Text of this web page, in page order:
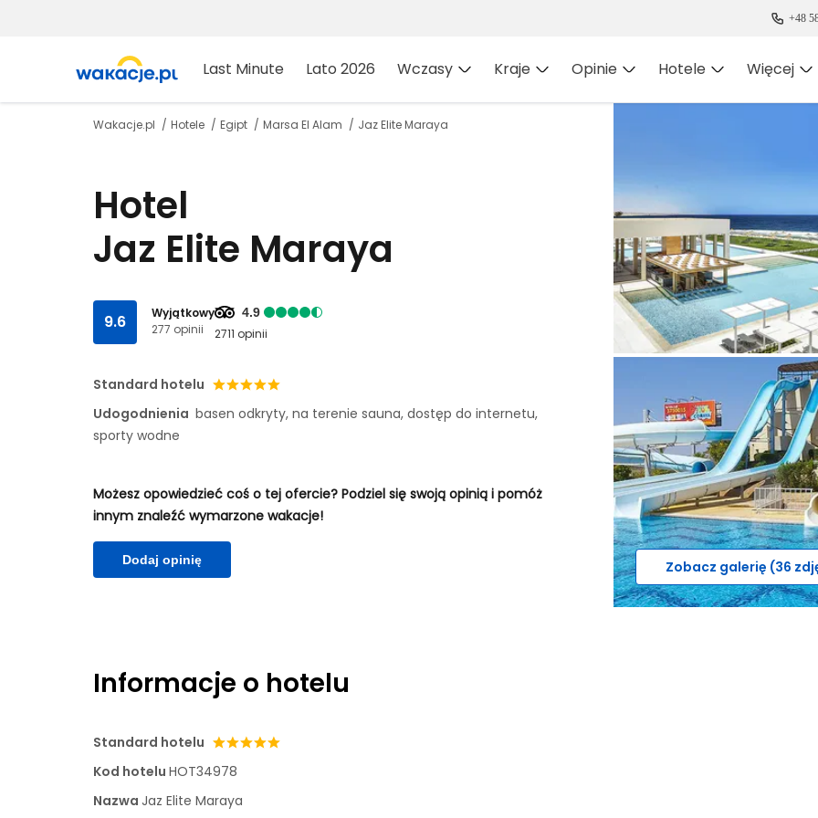
+48
Last Minute Lato 2026 Wczasy Kraje Opinie Hotele Więcej
Wakacje.pl Hotele Egipt Marsa El Alam Jaz Elite Maraya
Hotel
Jaz Elite Maraya
9.6
Wyjątkowy
277 opinii
4.9
2711 opinii
Standard hotelu
Udogodnienia basen odkryty, na terenie sauna, dostęp do internetu,
sporty wodne
Możesz opowiedzieć coś o tej ofercie? Podziel się swoją opinią i pomóż
innym znaleźć wymarzone wakacje!
Dodaj opinię Zobacz galerię (36
Informacje o hotelu
Standard hotelu
Kod hotelu HOT34978
Nazwa Jaz Elite Maraya